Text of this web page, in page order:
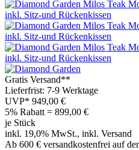
Gratis Versand**
Lieferfrist: 7-9 Werktage
UVP* 949,00 €
5% Rabatt = 899,00 €
je Stück
inkl. 19,0% MwSt., inkl. Versand
Ab 600 € versandkostenfrei auf